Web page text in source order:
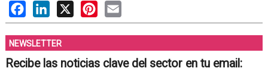
FacebookLinkedIn
X PinterestEmail
NEWSLETTER
Recibe las noticias clave del sector en tu email: